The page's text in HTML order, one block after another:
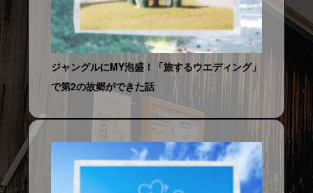
ジャングルにMY泡盛！「旅するウエディング」
で第2の故郷ができた話